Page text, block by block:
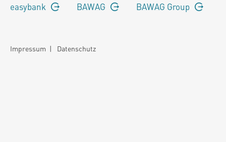
easybank BAWAG BAWAG Group
Impressum | Datenschutz